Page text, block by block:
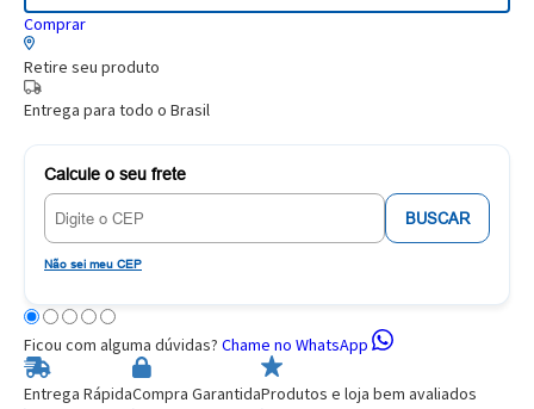
Comprar
Retire seu produto
Entrega para todo o Brasil
Calcule o seu frete
BUSCAR
Não sei meu CEP
Ficou com alguma dúvidas? Chame no WhatsApp
Entrega RápidaCompra GarantidaProdutos e loja bem avaliados